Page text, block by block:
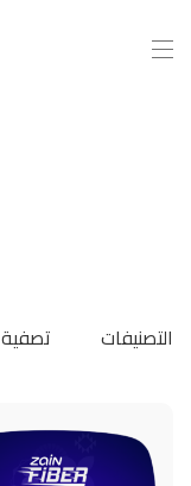
التصنيفات تصفية